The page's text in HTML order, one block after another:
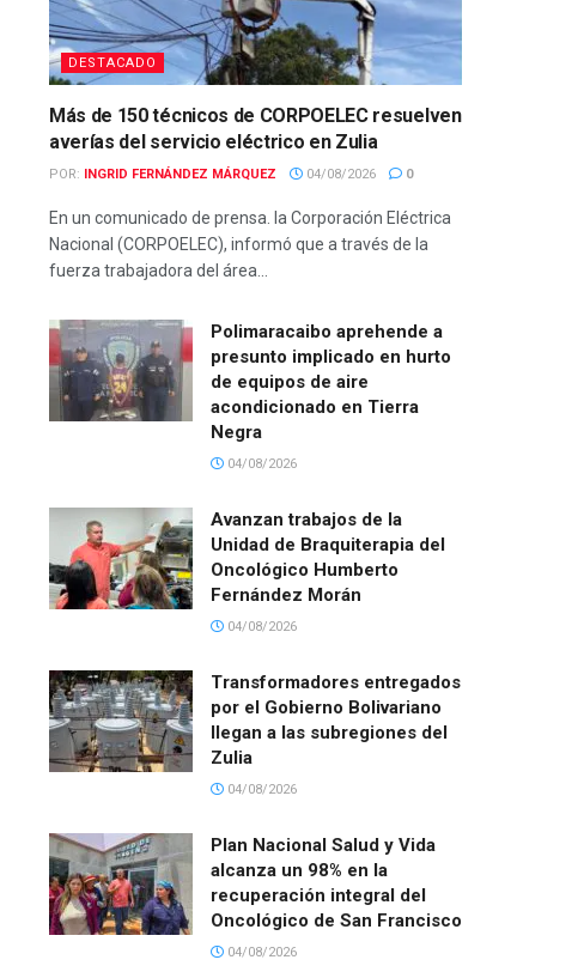
DESTACADO
Más de 150 técnicos de CORPOELEC resuelven
averías del servicio eléctrico en Zulia
POR: INGRID FERNÁNDEZ MÁRQUEZ 04/08/2026 0
En un comunicado de prensa. la Corporación Eléctrica
Nacional (CORPOELEC), informó que a través de la
fuerza trabajadora del área...
Polimaracaibo aprehende a
presunto implicado en hurto
de equipos de aire
acondicionado en Tierra
Negra
04/08/2026
Avanzan trabajos de la
Unidad de Braquiterapia del
Oncológico Humberto
Fernández Morán
04/08/2026
Transformadores entregados
por el Gobierno Bolivariano
llegan a las subregiones del
Zulia
04/08/2026
Plan Nacional Salud y Vida
alcanza un 98% en la
recuperación integral del
Oncológico de San Francisco
04/08/2026